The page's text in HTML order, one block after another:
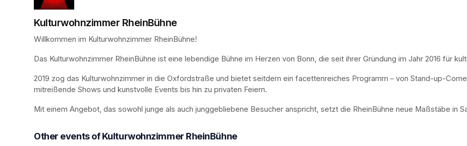
Kulturwohnzimmer RheinBühne
Willkommen im Kulturwohnzimmer RheinBühne!
Das Kulturwohnzimmer RheinBühne ist eine lebendige Bühne im Herzen von Bonn, die seit ihrer Gründung im Jahr 2016 für
2019 zog das Kulturwohnzimmer in die Oxfordstraße und bietet seitdem ein facettenreiches Programm – von Stand-up-
mitreißende Shows und kunstvolle Events bis hin zu privaten Feiern.
Mit einem Angebot, das sowohl junge als auch junggebliebene Besucher anspricht, setzt die RheinBühne neue Maßstäbe in
Other events of Kulturwohnzimmer RheinBühne